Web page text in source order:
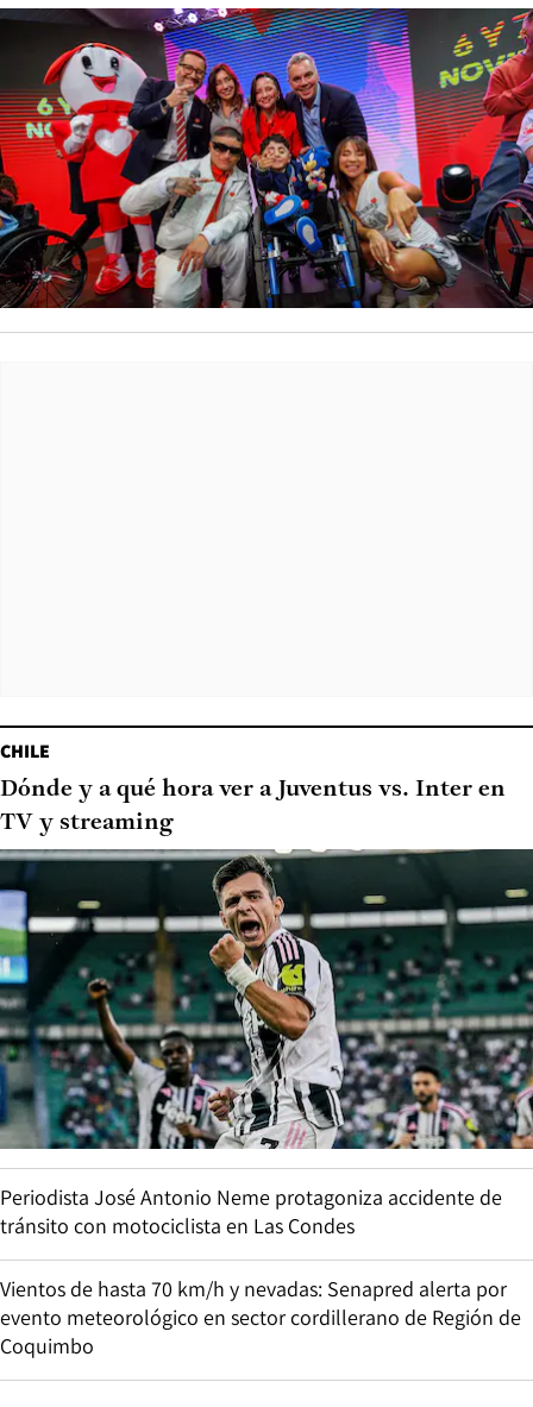
CHILE
Dónde y a qué hora ver a Juventus vs. Inter en
TV y streaming
Periodista José Antonio Neme protagoniza accidente de
tránsito con motociclista en Las Condes
Vientos de hasta 70 km/h y nevadas: Senapred alerta por
evento meteorológico en sector cordillerano de Región de
Coquimbo